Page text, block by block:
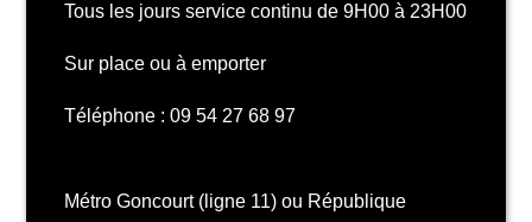
Tous les jours service continu de 9H00 à 23H00
Sur place ou à emporter
Téléphone : 09 54 27 68 97
Métro Goncourt (ligne 11) ou République